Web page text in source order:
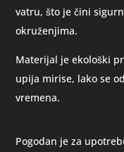
vatru, što je čini
okruženjima.
Materijal je ekološki
upija mirise, lako se
vremena.
Pogodan je za